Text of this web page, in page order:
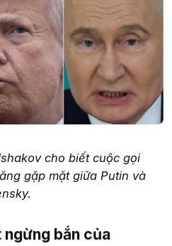
cho biết cuộc gọi
gặp mặt giữa Putin và
ngừng bắn của